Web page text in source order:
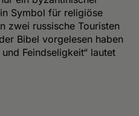
Symbol für religiöse
zwei russische Touristen
Bibel vorgelesen haben
Feindseligkeit“ lautet